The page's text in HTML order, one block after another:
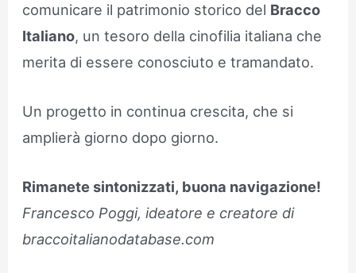
comunicare il patrimonio storico del Bracco
Italiano, un tesoro della cinofilia italiana che
merita di essere conosciuto e tramandato.
Un progetto in continua crescita, che si
amplierà giorno dopo giorno.
Rimanete sintonizzati, buona navigazione!
Francesco Poggi, ideatore e creatore di
braccoitalianodatabase.com